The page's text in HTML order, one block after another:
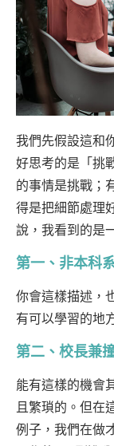
我們先假設這和
好思考的是「挑
的事情是挑戰；
得是把細節處理
說，我看到的是
第一、非本科
你會這樣描述，
有可以學習的地
第二、校長兼
能有這樣的機會
且繁瑣的。但在
例子，我們在做